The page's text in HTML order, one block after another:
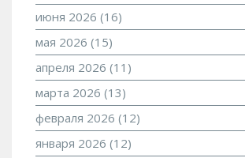
июня 2026 (16)
мая 2026 (15)
апреля 2026 (11)
марта 2026 (13)
февраля 2026 (12)
января 2026 (12)